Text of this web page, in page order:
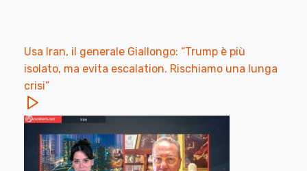
Usa Iran, il generale Giallongo: “Trump è più
isolato, ma evita escalation. Rischiamo una lunga
crisi”